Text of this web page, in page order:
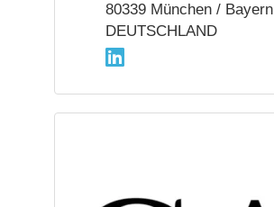
80339 München / Bayern
DEUTSCHLAND